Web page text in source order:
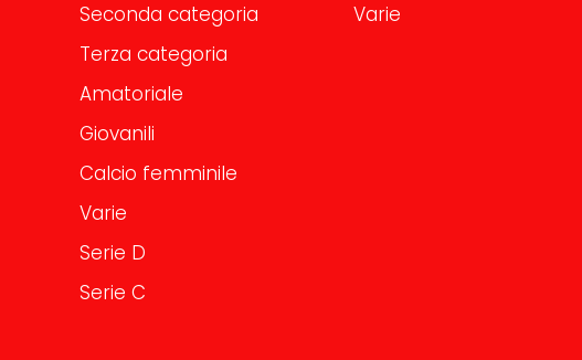
Seconda categoria
Terza categoria
Amatoriale
Giovanili
Calcio femminile
Varie
Serie D
Serie C
Varie